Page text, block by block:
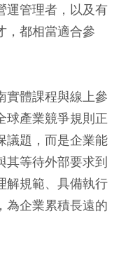
運管理者，以及有
，都相當適合參
實體課程與線上參
球產業競爭規則正
議題，而是企業能
其等待外部要求到
解規範、具備執行
為企業累積長遠的